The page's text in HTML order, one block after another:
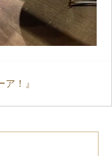
！』